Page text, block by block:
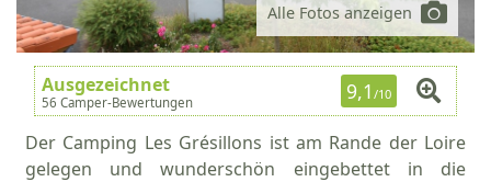
Alle Fotos anzeigen
Ausgezeichnet
56 Camper-Bewertungen 9,1 /10
Der Camping Les Grésillons ist am Rande der Loire
gelegen und wunderschön eingebettet in die